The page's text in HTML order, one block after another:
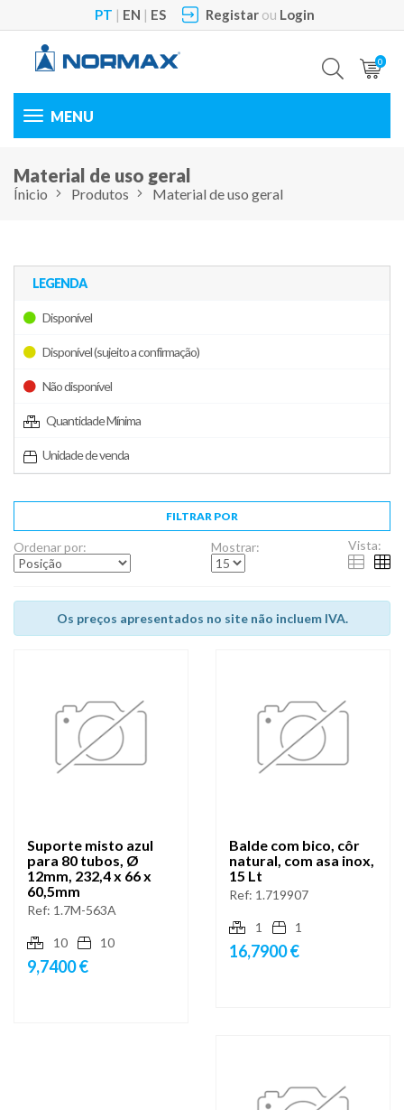
PT | EN | ES Registarou Login
0
Toggle
Material de uso geral
Ínicio Produtos Material de uso geral
LEGENDA
Disponível
Disponível (sujeito a confirmação)
Não disponível
Quantidade Mínima
Unidade de venda
FILTRAR POR
Ordenar por: Mostrar: Vista:
Os preços apresentados no site não incluem IVA.
Suporte misto azul
para 80 tubos, Ø
12mm, 232,4 x 66 x
60,5mm
Ref: 1.7M-563A
10 10
9,7400 €
Balde com bico, côr
natural, com asa inox,
15 Lt
Ref: 1.719907
1 1
16,7900 €